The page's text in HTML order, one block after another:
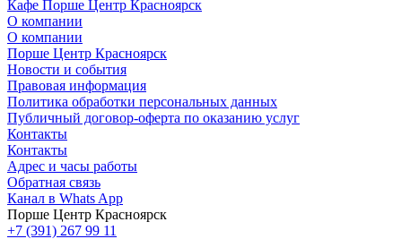
Кафе Порше Центр Красноярск
О компании
О компании
Порше Центр Красноярск
Новости и события
Правовая информация
Политика обработки персональных данных
Публичный договор-оферта по оказанию услуг
Контакты
Контакты
Адрес и часы работы
Обратная связь
Канал в Whats App
Порше Центр Красноярск
+7 (391) 267 99 11